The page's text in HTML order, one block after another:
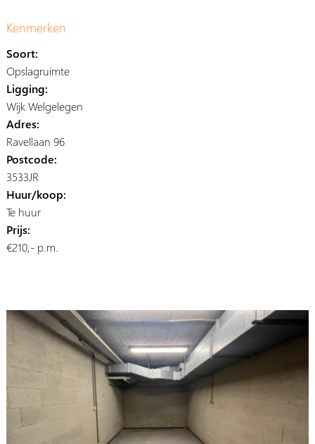
Kenmerken
Soort:
Opslagruimte
Ligging:
Wijk Welgelegen
Adres:
Ravellaan 96
Postcode:
3533JR
Huur/koop:
Te huur
Prijs:
€210,- p.m.